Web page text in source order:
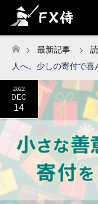
ホーム
最新記事
人へ。少しの寄付で喜
2022
DEC
14